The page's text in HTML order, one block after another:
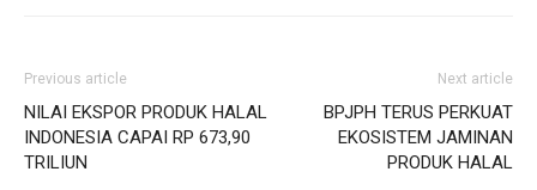
Previous article
NILAI EKSPOR PRODUK HALAL
INDONESIA CAPAI RP 673,90
TRILIUN
Next article
BPJPH TERUS PERKUAT
EKOSISTEM JAMINAN
PRODUK HALAL